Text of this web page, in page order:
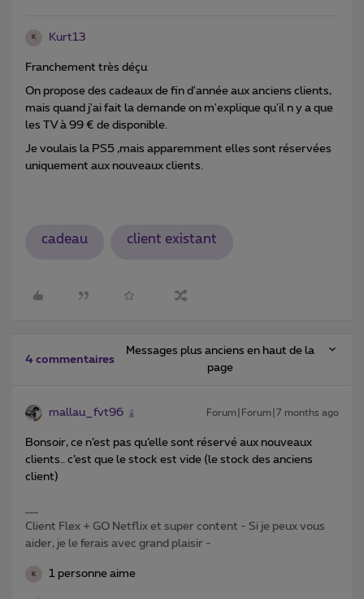
K Kurt13
Franchement très déçu
On propose des cadeaux de fin d'année aux anciens clients,
mais quand j'ai fait la demande on m'explique qu'il n y a que
les TV à 99 € de disponible.
Je voulais la PS5 ,mais apparemment elles sont réservées
uniquement aux nouveaux clients.
cadeau client existant
4 commentaires
Messages plus anciens en haut de la
page
mallau_fvt96 Forum|Forum|7 months ago
Bonsoir, ce n’est pas qu’elle sont réservé aux nouveaux
clients.. c’est que le stock est vide (le stock des anciens
client)
Client Flex + GO Netflix et super content - Si je peux vous
aider, je le ferais avec grand plaisir -
K 1 personne aime